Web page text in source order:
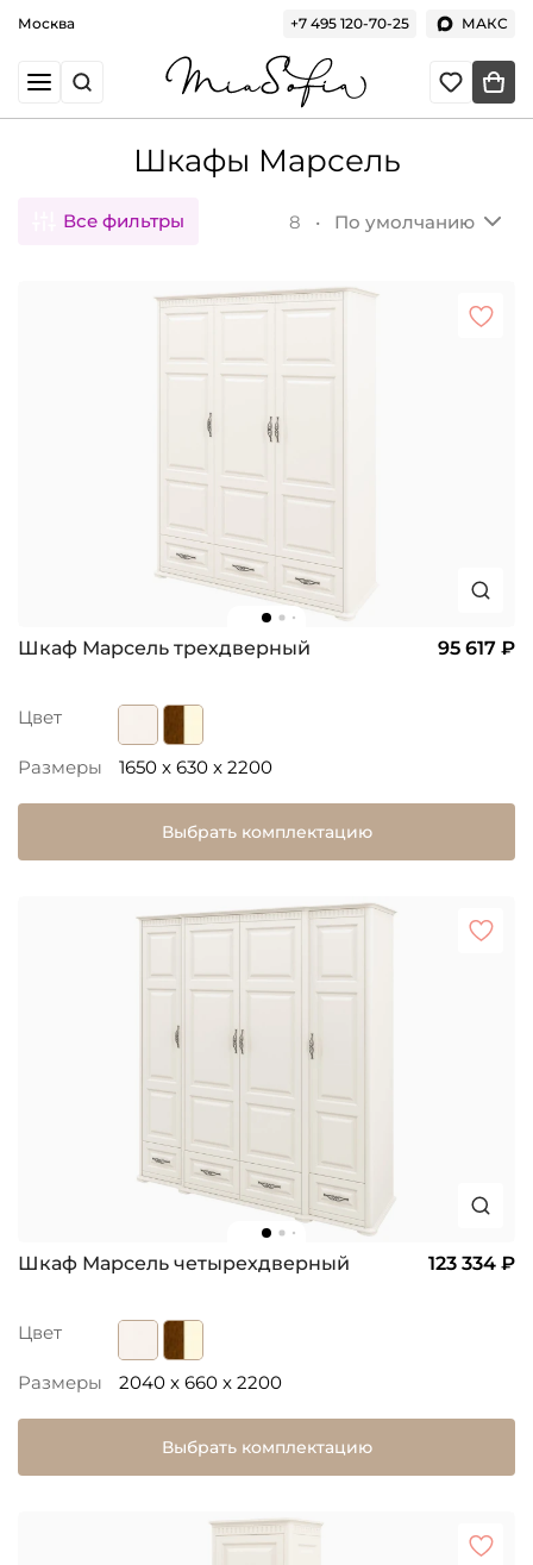
Москва +7 495 120-70-25 МАКС
Шкафы Марсель
Все фильтры 8 • По умолчанию
Шкаф Марсель трехдверный 95 617 ₽
Цвет
Размеры 1650 x 630 x 2200
Выбрать комплектацию
Шкаф Марсель четырехдверный 123 334 ₽
Цвет
Размеры 2040 x 660 x 2200
Выбрать комплектацию